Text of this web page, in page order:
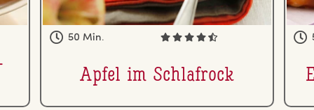
50 Min.
Apfel im Schlaf­rock